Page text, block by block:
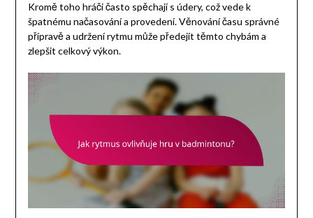
Kromě toho hráči často spěchají s údery, což vede k
špatnému načasování a provedení. Věnování času správné
přípravě a udržení rytmu může předejít těmto chybám a
zlepšit celkový výkon.